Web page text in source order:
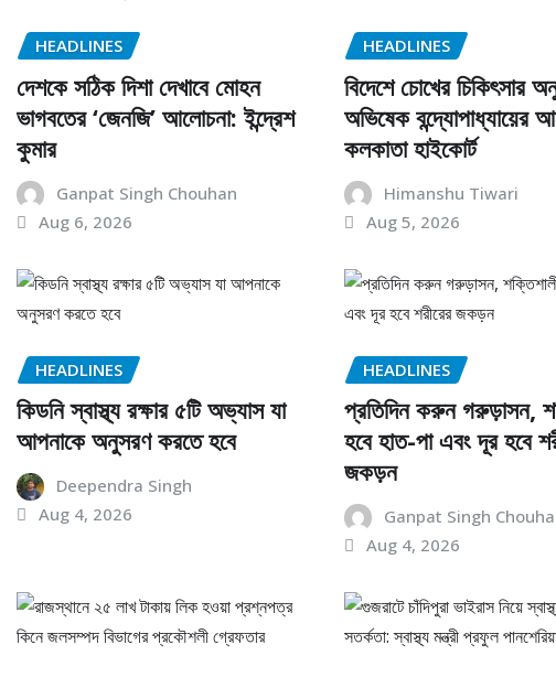
HEADLINES
দেশকে সঠিক দিশা দেখাবে মোহন
ভাগবতের ‘জেনজি’ আলোচনা: ইন্দ্রেশ
কুমার
Ganpat Singh Chouhan
Aug 6, 2026
HEADLINES
বিদেশে চোখের চিকিৎসার
অভিষেক বন্দ্যোপাধ্যায়ের
কলকাতা হাইকোর্ট
Himanshu Tiwari
Aug 5, 2026
HEADLINES
কিডনি স্বাস্থ্য রক্ষার ৫টি অভ্যাস যা
আপনাকে অনুসরণ করতে হবে
Deependra Singh
Aug 4, 2026
HEADLINES
প্রতিদিন করুন গরুড়াসন,
হবে হাত-পা এবং দূর হবে
জকড়ন
Ganpat Singh
Aug 4, 2026